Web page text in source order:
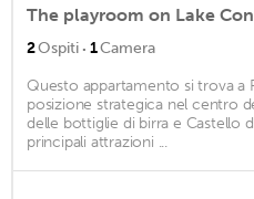
2Ospiti · 1Camera
Questo appartamento si trova a
posizione strategica nel centro
delle bottiglie di birra e Castello
principali attrazioni ...